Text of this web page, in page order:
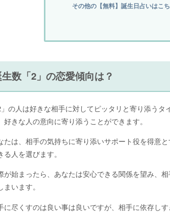
その他の【無料】誕生日占いはこ
数「2」の恋愛傾向は？
」の人は好きな相手に対してピッタリと寄り添う
好きな人の意向に寄り添うことができます。
たは、相手の気持ちに寄り添いサポート役を得意
る人を選びます。
が始まったら、あなたは安心できる関係を望み、
まいます。
に尽くすのは良い事は良いですが、相手に依存し